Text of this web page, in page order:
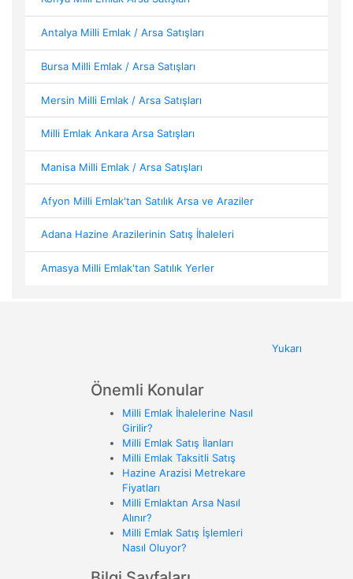
Antalya Milli Emlak / Arsa Satışları
Bursa Milli Emlak / Arsa Satışları
Mersin Milli Emlak / Arsa Satışları
Milli Emlak Ankara Arsa Satışları
Manisa Milli Emlak / Arsa Satışları
Afyon Milli Emlak'tan Satılık Arsa ve Araziler
Adana Hazine Arazilerinin Satış İhaleleri
Amasya Milli Emlak'tan Satılık Yerler
Yukarı
Önemli Konular
Milli Emlak İhalelerine Nasıl
Girilir?
Milli Emlak Satış İlanları
Milli Emlak Taksitli Satış
Hazine Arazisi Metrekare
Fiyatları
Milli Emlaktan Arsa Nasıl
Alınır?
Milli Emlak Satış İşlemleri
Nasıl Oluyor?